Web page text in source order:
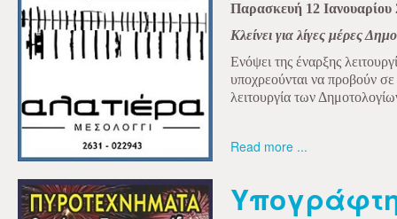
Παρασκευή 12 Ιανουαρίου
Κλείνει για λίγες μέρες
Ενόψει της έναρξης
υποχρεούνται να προβούν
λειτουργία των
Read more ...